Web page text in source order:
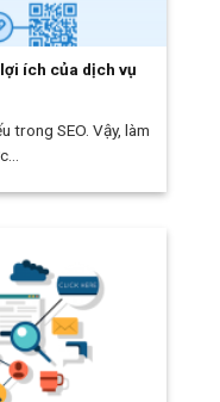
ích của dịch vụ
trong SEO. Vậy, làm